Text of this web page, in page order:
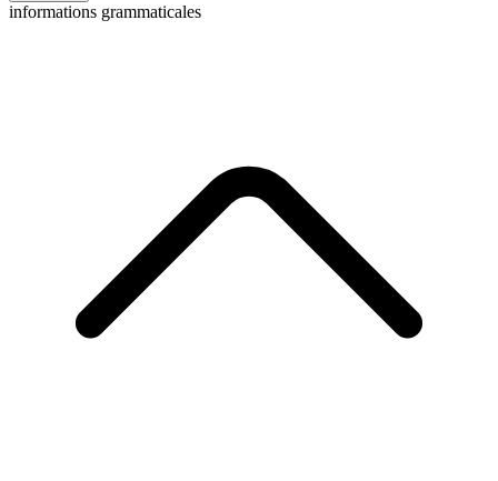
informations grammaticales